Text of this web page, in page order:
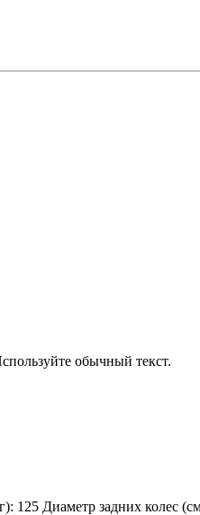
обычный текст.
125 Диаметр задних колес